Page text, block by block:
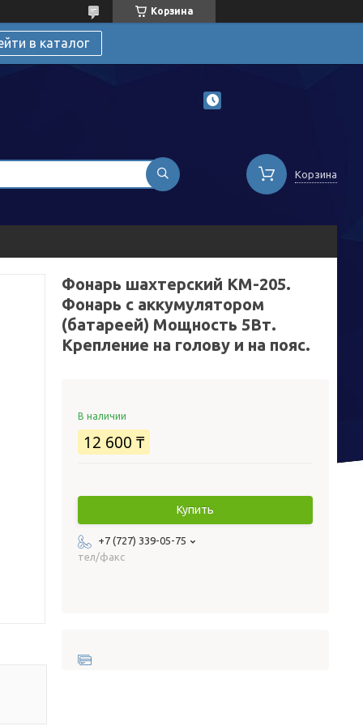
Корзина
в каталог
Корзина
Фонарь шахтерский KM-205.
Фонарь с аккумулятором
(батареей) Мощность 5Вт.
Крепление на голову и на пояс.
В наличии
12 600 ₸
Купить
+7 (727) 339-05-75
тел/факс